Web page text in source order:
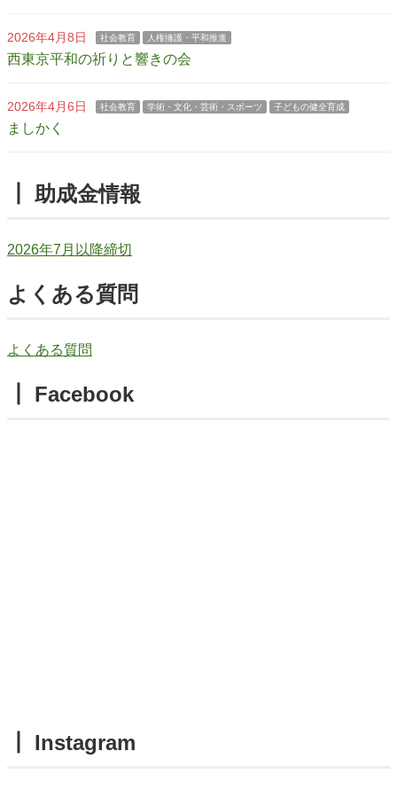
2026年4月8日 社会教育 人権擁護・平和推進
西東京平和の祈りと響きの会
2026年4月6日 社会教育 学術・文化・芸術・スポーツ 子どもの健全育成
ましかく
┃ 助成金情報
2026年7月以降締切
よくある質問
よくある質問
┃ Facebook
┃ Instagram